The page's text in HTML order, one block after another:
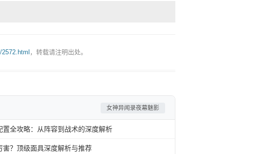
，转载请注明出处。
女神异闻录夜幕魅影
置全攻略：从阵容到战术的深度解析
害？顶级面具深度解析与推荐